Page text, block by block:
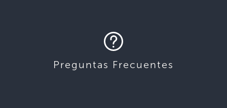
Preguntas Frecuentes